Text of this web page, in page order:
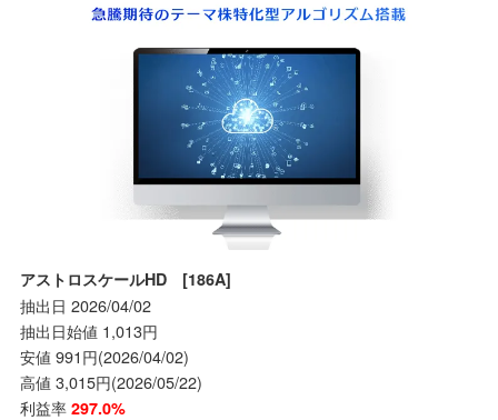
アストロスケールHD [186A]
抽出日 2026/04/02
抽出日始値 1,013円
安値 991円(2026/04/02)
高値 3,015円(2026/05/22)
利益率 297.0%